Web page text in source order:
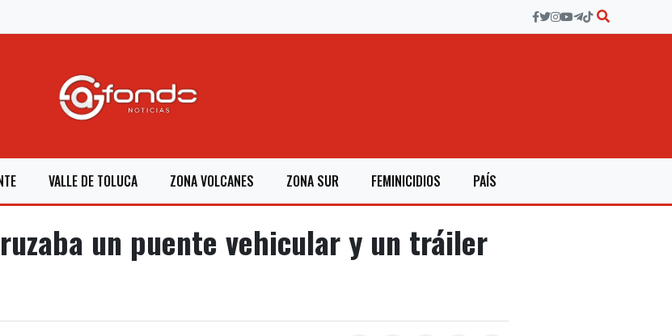
VALLE DE TOLUCA ZONA VOLCANES ZONA SUR FEMINICIDIOS PAÍS
un puente vehicular y un tráiler